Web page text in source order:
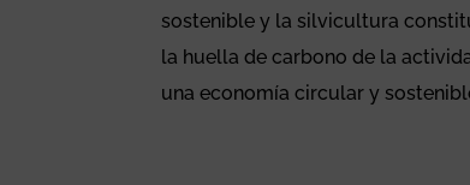
sostenible y la silvicultura
la huella de carbono de la
una economía circular y